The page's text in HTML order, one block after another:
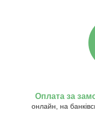
Оплата за
онлайн, на